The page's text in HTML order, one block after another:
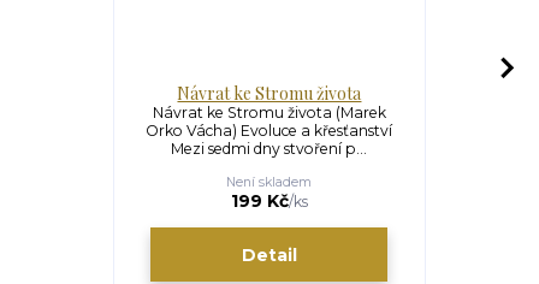
Návrat ke Stromu života
Návrat ke Stromu života (Marek
Orko Vácha) Evoluce a křesťanství
Mezi sedmi dny stvoření p...
199 Kč/ks
Není skladem
Detail